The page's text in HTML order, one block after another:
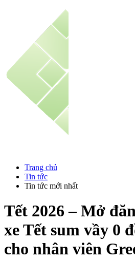
Trang chủ
Tin tức
Tin tức mới nhất
Tết 2026 – Mở
xe Tết sum vầy 0
cho nhân viên